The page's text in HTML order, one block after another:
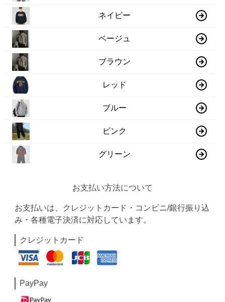
ネイビー
ベージュ
ブラウン
レッド
ブルー
ピンク
グリーン
お支払い方法について
お支払いは、クレジットカード・コンビニ/銀行振り込
み・各種電子決済に対応しています。
クレジットカード
PayPay